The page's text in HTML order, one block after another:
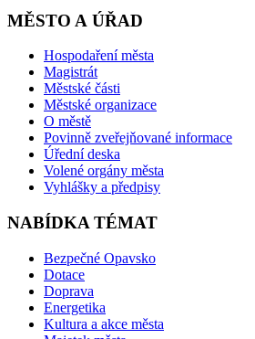
MĚSTO A ÚŘAD
Hospodaření města
Magistrát
Městské části
Městské organizace
O městě
Povinně zveřejňované informace
Úřední deska
Volené orgány města
Vyhlášky a předpisy
NABÍDKA TÉMAT
Bezpečné Opavsko
Dotace
Doprava
Energetika
Kultura a akce města